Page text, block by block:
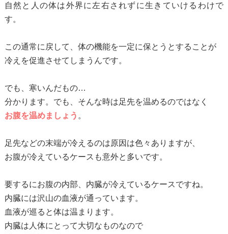
自然と人の体は外界に左右されずに生きていけるわけで
す。
この通常に戻して、体の機能を一定に保とうとすることが
冷えを促進させてしまうんです。
でも、寒いんだもの…
分かります。でも、そんな時は足先を温めるのではなく
お腹を温めましょう 。
足先などの末端が冷えるのは原因は色々ありますが、
お腹が冷えているケースも意外と多いです。
要するにお腹の内部、内臓が冷えているケースですね。
内臓には沢山の血液が通っています。
血液が巡ると体は温まります。
内臓は人体にとって大切なものなので